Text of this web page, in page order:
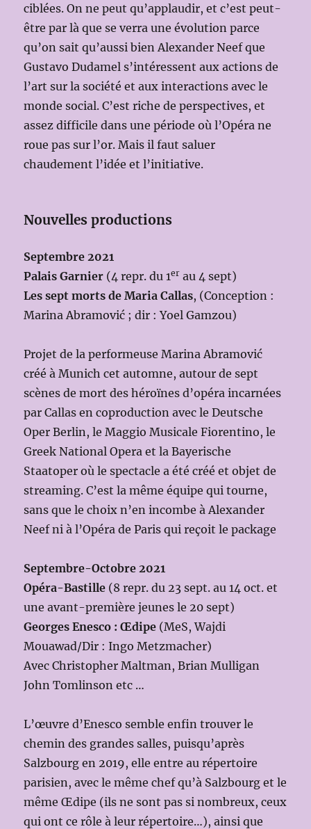
ciblées. On ne peut qu’applaudir, et c’est peut-
être par là que se verra une évolution parce
qu’on sait qu’aussi bien Alexander Neef que
Gustavo Dudamel s’intéressent aux actions de
l’art sur la société et aux interactions avec le
monde social. C’est riche de perspectives, et
assez difficile dans une période où l’Opéra ne
roue pas sur l’or. Mais il faut saluer
chaudement l’idée et l’initiative.
Nouvelles productions
Septembre 2021
Palais Garnier (4 repr. du 1er au 4 sept)
Les sept morts de Maria Callas, (Conception :
Marina Abramović ; dir : Yoel Gamzou)
Projet de la performeuse Marina Abramović
créé à Munich cet automne, autour de sept
scènes de mort des héroïnes d’opéra incarnées
par Callas en coproduction avec le Deutsche
Oper Berlin, le Maggio Musicale Fiorentino, le
Greek National Opera et la Bayerische
Staatoper où le spectacle a été créé et objet de
streaming. C’est la même équipe qui tourne,
sans que le choix n’en incombe à Alexander
Neef ni à l’Opéra de Paris qui reçoit le package
Septembre-Octobre 2021
Opéra-Bastille (8 repr. du 23 sept. au 14 oct. et
une avant-première jeunes le 20 sept)
Georges Enesco : Œdipe (MeS, Wajdi
Mouawad/Dir : Ingo Metzmacher)
Avec Christopher Maltman, Brian Mulligan
John Tomlinson etc …
L’œuvre d’Enesco semble enfin trouver le
chemin des grandes salles, puisqu’après
Salzbourg en 2019, elle entre au répertoire
parisien, avec le même chef qu’à Salzbourg et le
même Œdipe (ils ne sont pas si nombreux, ceux
qui ont ce rôle à leur répertoire…), ainsi que